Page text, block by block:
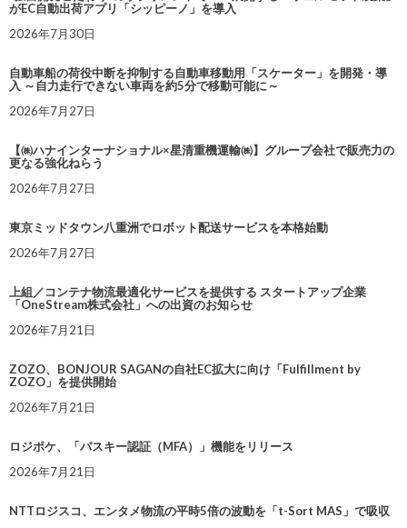
がEC自動出荷アプリ「シッピーノ」を導入
2026年7月30日
自動車船の荷役中断を抑制する自動車移動用「スケーター」を開発・導
入 ～自力走行できない車両を約5分で移動可能に～
2026年7月27日
【㈱ハナインターナショナル×星清重機運輸㈱】グループ会社で販売力の
更なる強化ねらう
2026年7月27日
東京ミッドタウン八重洲でロボット配送サービスを本格始動
2026年7月27日
上組／コンテナ物流最適化サービスを提供する スタートアップ企業
「OneStream株式会社」への出資のお知らせ
2026年7月21日
ZOZO、BONJOUR SAGANの自社EC拡大に向け「Fulfillment by
ZOZO」を提供開始
2026年7月21日
ロジポケ、「パスキー認証（MFA）」機能をリリース
2026年7月21日
NTTロジスコ、エンタメ物流の平時5倍の波動を「t-Sort MAS」で吸収